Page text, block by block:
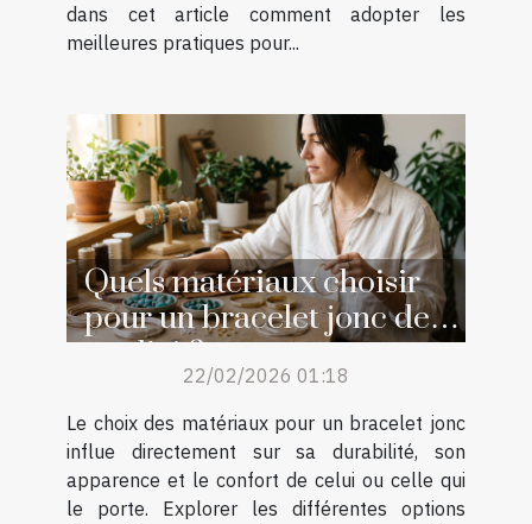
dans cet article comment adopter les
meilleures pratiques pour...
Quels matériaux choisir
pour un bracelet jonc de
qualité ?
22/02/2026 01:18
Le choix des matériaux pour un bracelet jonc
influe directement sur sa durabilité, son
apparence et le confort de celui ou celle qui
le porte. Explorer les différentes options